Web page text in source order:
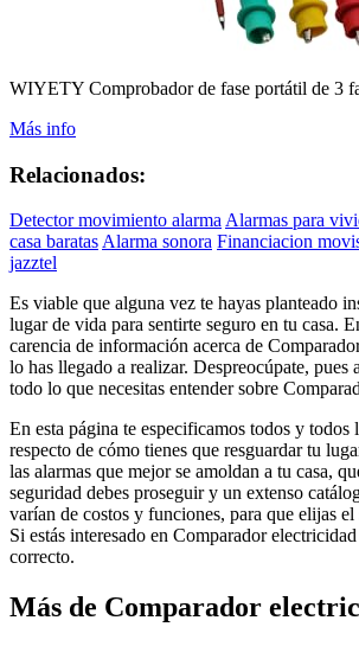
WIYETY Comprobador de fase portátil de 3
Más info
Relacionados:
Detector movimiento alarma Alarmas para
casa baratas Alarma sonora Financiacion
jazztel
Es viable que alguna vez te hayas planteado
lugar de vida para sentirte seguro en tu casa.
carencia de información acerca de
lo has llegado a realizar. Despreocúpate, pues
todo lo que necesitas entender sobre
En esta página te especificamos todos y todos
respecto de cómo tienes que resguardar tu
las alarmas que mejor se amoldan a tu casa,
seguridad debes proseguir y un extenso
varían de costos y funciones, para que elijas el
Si estás interesado en Comparador
correcto.
Más de Comparador